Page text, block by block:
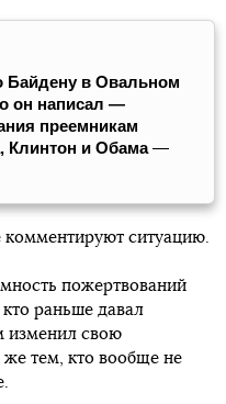
Байдену в Овальном
он написал —
преемникам
Клинтон и Обама—
комментируют ситуацию.
пожертвований
раньше давал
изменил свою
тем, кто вообще не